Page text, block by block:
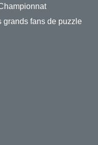
grands fans de puzzle